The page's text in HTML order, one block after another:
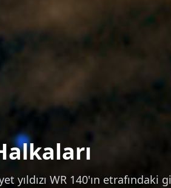
WR 140'ın etrafındaki